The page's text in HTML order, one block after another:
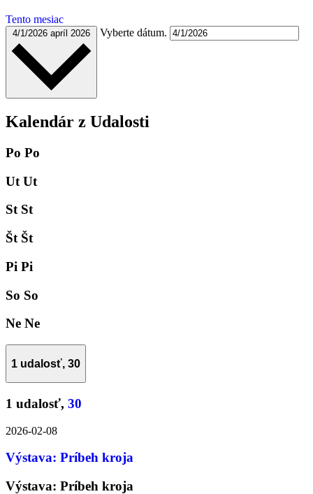
Tento mesiac
4/1/2026 apríl 2026 Vyberte dátum.
Kalendár z Udalosti
Po Po
Ut Ut
St St
Št Št
Pi Pi
So So
Ne Ne
1 udalosť, 30
1 udalosť, 30
2026-02-08
Výstava: Príbeh kroja
Výstava: Príbeh kroja